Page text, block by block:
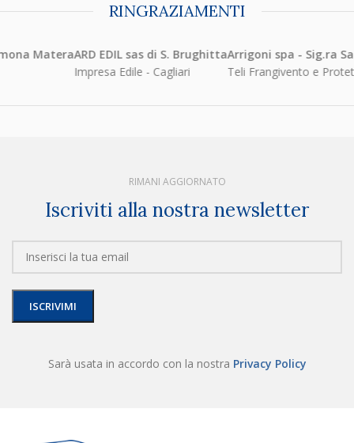
RINGRAZIAMENTI
ARD EDIL sas di S. Brughitta
Impresa Edile - Cagliari
Arrigoni spa - Sig.ra Samuela
Teli Frangivento e Protettivi -
RIMANI AGGIORNATO
Iscriviti alla nostra newsletter
Sarà usata in accordo con la nostra Privacy Policy